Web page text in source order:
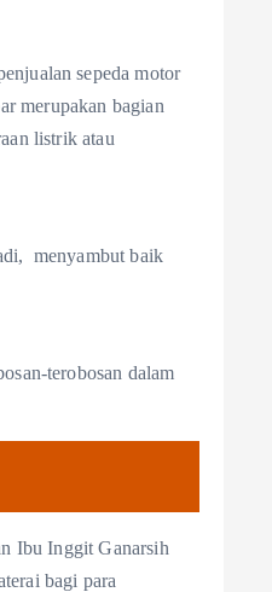
sepeda motor
merupakan bagian
listrik atau
menyambut baik
terobosan dalam
Ibu Inggit Ganarsih
bagi para